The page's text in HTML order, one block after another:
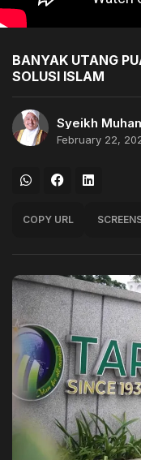
BANYAK UTANG
SOLUSI ISLAM
Syeikh
February 22,
COPY URL